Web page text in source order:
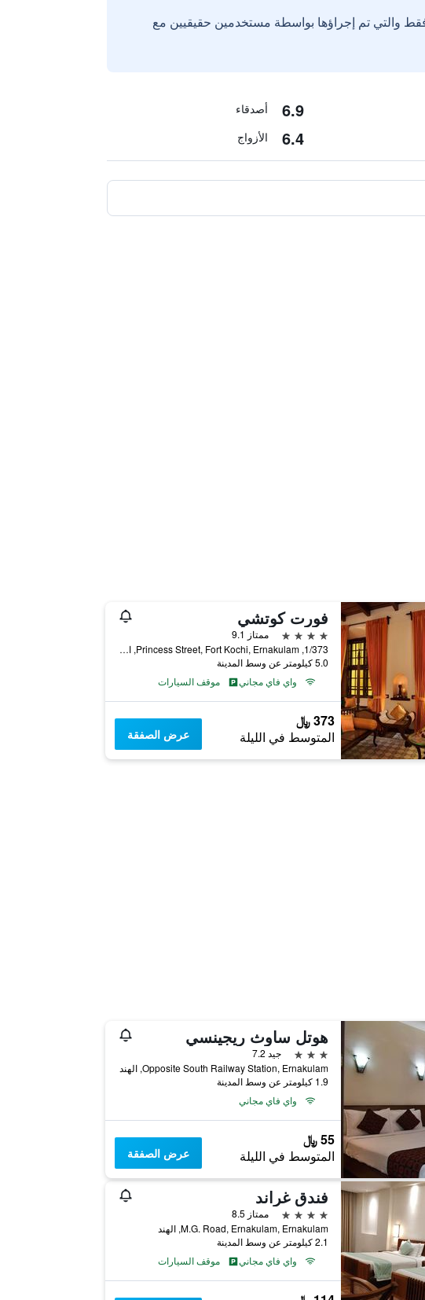
والتي تم إجراؤها بواسطة مستخدمين حقيقيين مع
6.9 أصدقاء
6.4 الأزواج
فورت كوتشي
4 نجوم
ممتاز 9.1
1/373, Princess Street, Fort Kochi, Ernakulam, الهند
5.0 كيلومتر عن وسط المدينة
واي فاي مجاني
موقف السيارات
373 ﷼
المتوسط في الليلة عرض الصفقة
هوتل ساوث ريجينسي
3 نجوم
جيد 7.2
Opposite South Railway Station, Ernakulam, الهند
1.9 كيلومتر عن وسط المدينة
واي فاي مجاني
55 ﷼
المتوسط في الليلة عرض الصفقة
فندق غراند
4 نجوم
ممتاز 8.5
M.G. Road, Ernakulam, Ernakulam, الهند
2.1 كيلومتر عن وسط المدينة
واي فاي مجاني
موقف السيارات